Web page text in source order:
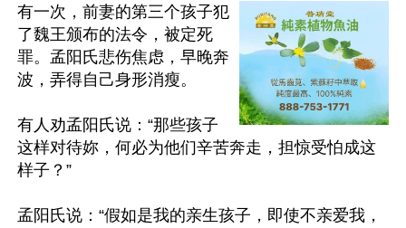
有一次，前妻的第三个孩子犯
了魏王颁布的法令，被定死
罪。孟阳氏悲伤焦虑，早晚奔
波，弄得自己身形消瘦。
有人劝孟阳氏说：“那些孩子
这样对待妳，何必为他们辛苦奔走，担惊受怕成这
样子？”
孟阳氏说：“假如是我的亲生孩子，即使不亲爱我，